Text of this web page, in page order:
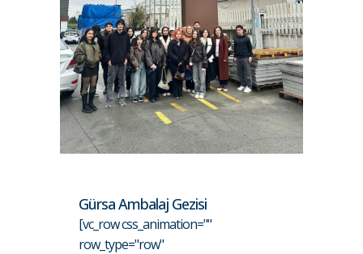
Gürsa Ambalaj Gezisi
[vc_row css_animation=""
row_type="row"